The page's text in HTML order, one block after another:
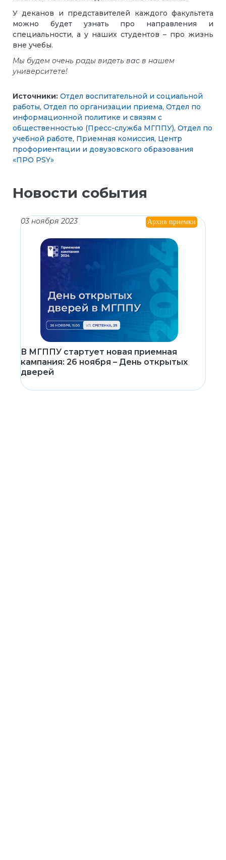
У деканов и представителей каждого факультета
можно будет узнать про направления и
специальности, а у наших студентов – про жизнь
вне учебы.
Мы будем очень рады видеть вас в нашем
университете!
Источники: Отдел воспитательной и социальной
работы, Отдел по организации приема, Отдел по
информационной политике и связям с
общественностью (Пресс-служба МГППУ), Отдел по
учебной работе, Приемная комиссия, Центр
профориентации и довузовского образования
«ПРО PSY»
Новости события
03 ноября 2023 Архив приемки
В МГППУ стартует новая приемная
кампания: 26 ноября – День открытых
дверей